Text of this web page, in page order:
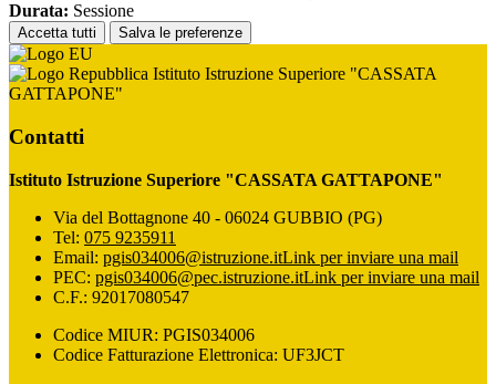
Durata: Sessione
Accetta tutti Salva le preferenze
Istituto Istruzione Superiore "CASSATA
GATTAPONE"
Contatti
Istituto Istruzione Superiore "CASSATA GATTAPONE"
Via del Bottagnone 40 - 06024 GUBBIO (PG)
Tel: 075 9235911
Email: pgis034006@istruzione.itLink per inviare una mail
PEC: pgis034006@pec.istruzione.itLink per inviare una mail
C.F.: 92017080547
Codice MIUR: PGIS034006
Codice Fatturazione Elettronica: UF3JCT